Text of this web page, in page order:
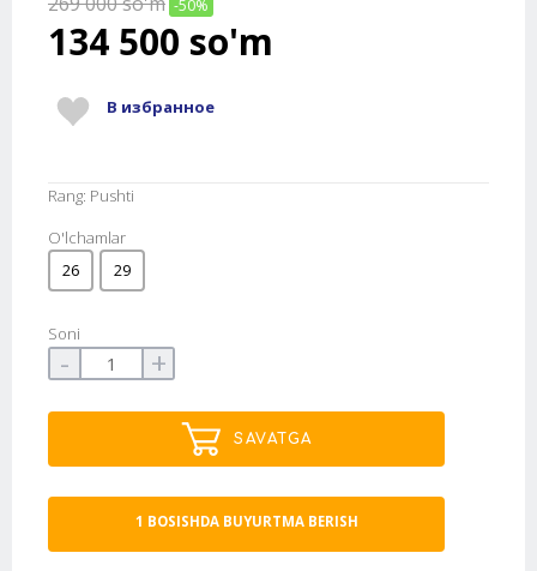
-50%
134 500 so'm
В избранное
Rang: Pushti
O'lchamlar
26
29
Soni
- +
SAVATGA
1 BOSISHDA BUYURTMA BERISH